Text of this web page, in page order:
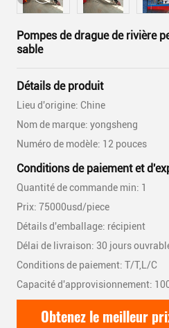
Pompes de drague de rivière
sable
Détails de produit
Lieu d'origine: Chine
Nom de marque: yongsheng
Numéro de modèle: 12 pouces
Conditions de paiement et
Quantité de commande min: 1
Prix: 75000usd/piece
Détails d'emballage: récipient
Délai de livraison: 30 jours
Conditions de paiement: T/T,L/C
Capacité d'approvisionnement:
Obtenez le meilleur